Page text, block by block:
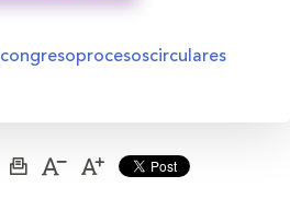
ImprimirAumentarDisminuir